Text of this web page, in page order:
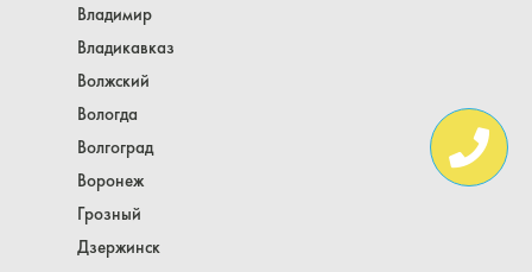
Владимир
Владикавказ
Волжский
Вологда
Волгоград
Воронеж
Грозный
Дзержинск